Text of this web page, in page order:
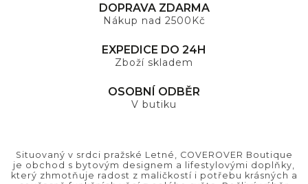
DOPRAVA ZDARMA
Nákup nad 2500Kč
EXPEDICE DO 24H
Zboží skladem
OSOBNÍ ODBĚR
V butiku
Situovaný v srdci pražské Letné, COVEROVER Boutique
je obchod s bytovým designem a lifestylovými doplňky,
který zhmotňuje radost z maličkostí i potřebu krásných a